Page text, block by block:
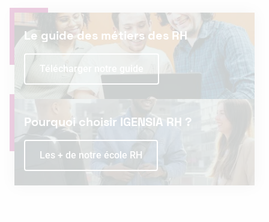
Le guide des métiers des RH
Télécharger notre guide
Pourquoi choisir IGENSIA RH ?
Les + de notre école RH